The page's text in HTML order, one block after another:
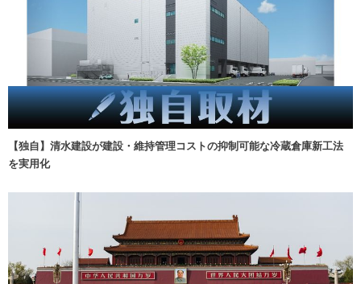
【独自】清水建設が建設・維持管理コストの抑制可能な冷蔵倉庫新工法
を実用化